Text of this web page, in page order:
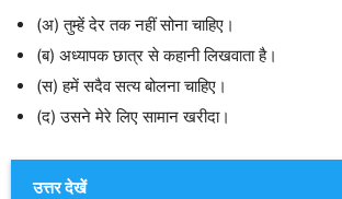
(अ) तुम्हें देर तक नहीं सोना चाहिए।
(ब) अध्यापक छात्र से कहानी लिखवाता है।
(स) हमें सदैव सत्य बोलना चाहिए।
(द) उसने मेरे लिए सामान खरीदा।
उत्तर देखें